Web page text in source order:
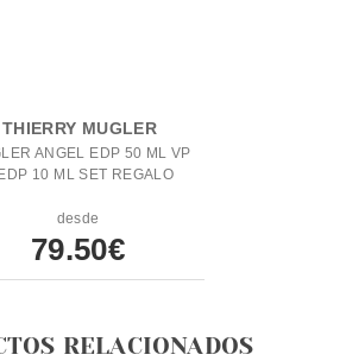
THIERRY MUGLER
ANGEL EDP 50 ML VP
10 ML SET REGALO
desde
79.50€
RELACIONADOS